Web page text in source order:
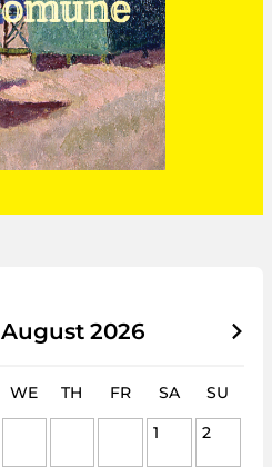
August 2026
WE TH FR SA
SU
1
2